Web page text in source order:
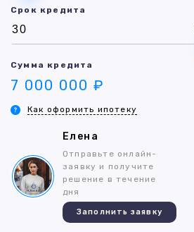
Срок кредита
Сумма кредита
7 000 000 ₽
Как оформить ипотеку
Елена
Отправьте онлайн-
заявку и получите
решение в течение
дня
Заполнить заявку